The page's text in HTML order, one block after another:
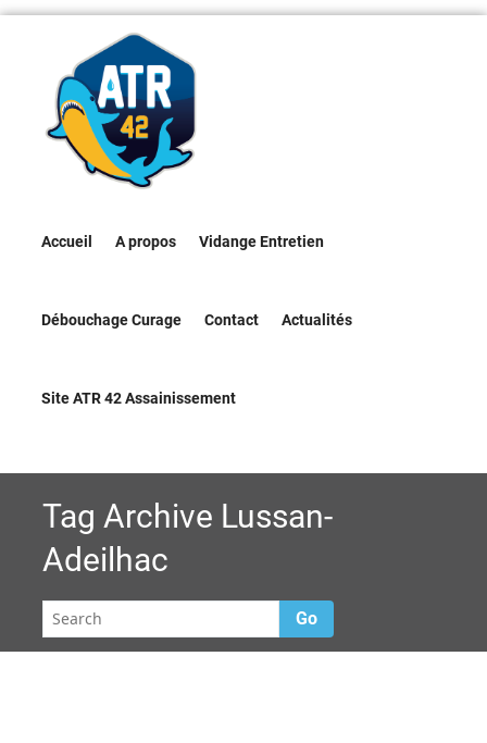
Accueil A propos Vidange Entretien
Débouchage Curage Contact Actualités
Site ATR 42 Assainissement
Tag Archive Lussan-
Adeilhac
Go